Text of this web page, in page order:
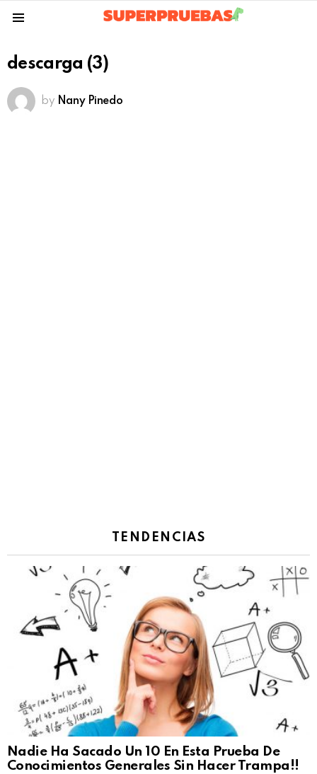
descarga (3)
by Nany Pinedo
TENDENCIAS
Nadie Ha Sacado Un 10 En Esta Prueba De
Conocimientos Generales Sin Hacer Trampa!!